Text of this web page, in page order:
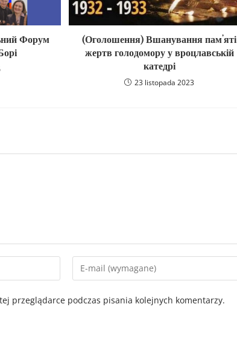
Форум
(Оголошення) Вшанування памʼяті
жертв голодомору у вроцлавській
катедрі
23 listopada 2023
przeglądarce podczas pisania kolejnych komentarzy.